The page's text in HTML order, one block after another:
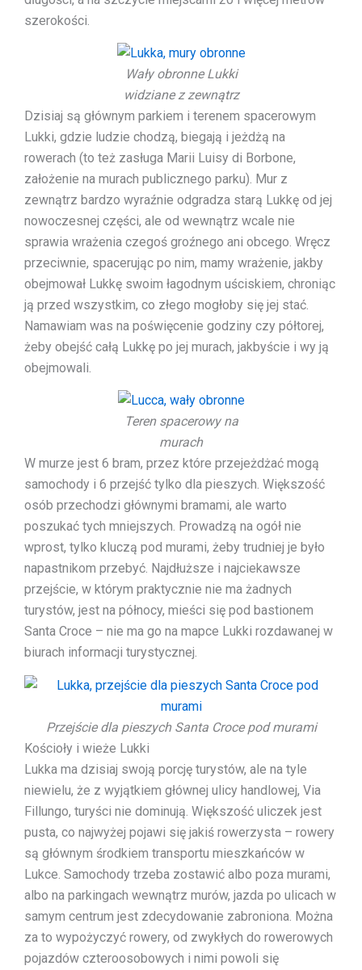
szerokości.
Wały obronne Lukki
widziane z zewnątrz
Dzisiaj są głównym parkiem i terenem spacerowym
Lukki, gdzie ludzie chodzą, biegają i jeżdżą na
rowerach (to też zasługa Marii Luisy di Borbone,
założenie na murach publicznego parku). Mur z
zewnątrz bardzo wyraźnie odgradza starą Lukkę od jej
nowoczesnej części, ale od wewnątrz wcale nie
sprawia wrażenia czegoś groźnego ani obcego. Wręcz
przeciwnie, spacerując po nim, mamy wrażenie, jakby
obejmował Lukkę swoim łagodnym uściskiem, chroniąc
ją przed wszystkim, co złego mogłoby się jej stać.
Namawiam was na poświęcenie godziny czy półtorej,
żeby obejść całą Lukkę po jej murach, jakbyście i wy ją
obejmowali.
Teren spacerowy na
murach
W murze jest 6 bram, przez które przejeżdżać mogą
samochody i 6 przejść tylko dla pieszych. Większość
osób przechodzi głównymi bramami, ale warto
poszukać tych mniejszych. Prowadzą na ogół nie
wprost, tylko kluczą pod murami, żeby trudniej je było
napastnikom przebyć. Najdłuższe i najciekawsze
przejście, w którym praktycznie nie ma żadnych
turystów, jest na północy, mieści się pod bastionem
Santa Croce – nie ma go na mapce Lukki rozdawanej w
biurach informacji turystycznej.
Przejście dla pieszych Santa Croce pod murami
Kościoły i wieże Lukki
Lukka ma dzisiaj swoją porcję turystów, ale na tyle
niewielu, że z wyjątkiem głównej ulicy handlowej, Via
Fillungo, turyści nie dominują. Większość uliczek jest
pusta, co najwyżej pojawi się jakiś rowerzysta – rowery
są głównym środkiem transportu mieszkańców w
Lukce. Samochody trzeba zostawić albo poza murami,
albo na parkingach wewnątrz murów, jazda po ulicach w
samym centrum jest zdecydowanie zabroniona. Można
za to wypożyczyć rowery, od zwykłych do rowerowych
pojazdów czteroosobowych i nimi powoli się